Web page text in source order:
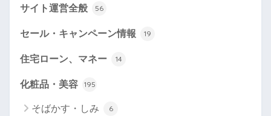
サイト運営全般 56
セール・キャンペーン情報 19
住宅ローン、マネー 14
化粧品・美容 195
そばかす・しみ 6